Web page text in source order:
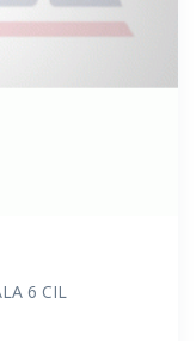
6 CIL